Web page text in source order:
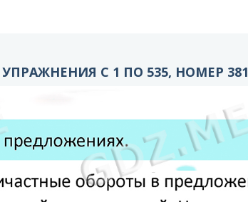
С 1 ПО 535, НОМЕР 381